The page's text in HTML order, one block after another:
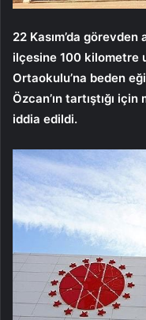
22 Kasım’da
ilçesine 100 kilometre
Ortaokulu’na beden
Özcan’ın tartıştığı
iddia edildi.